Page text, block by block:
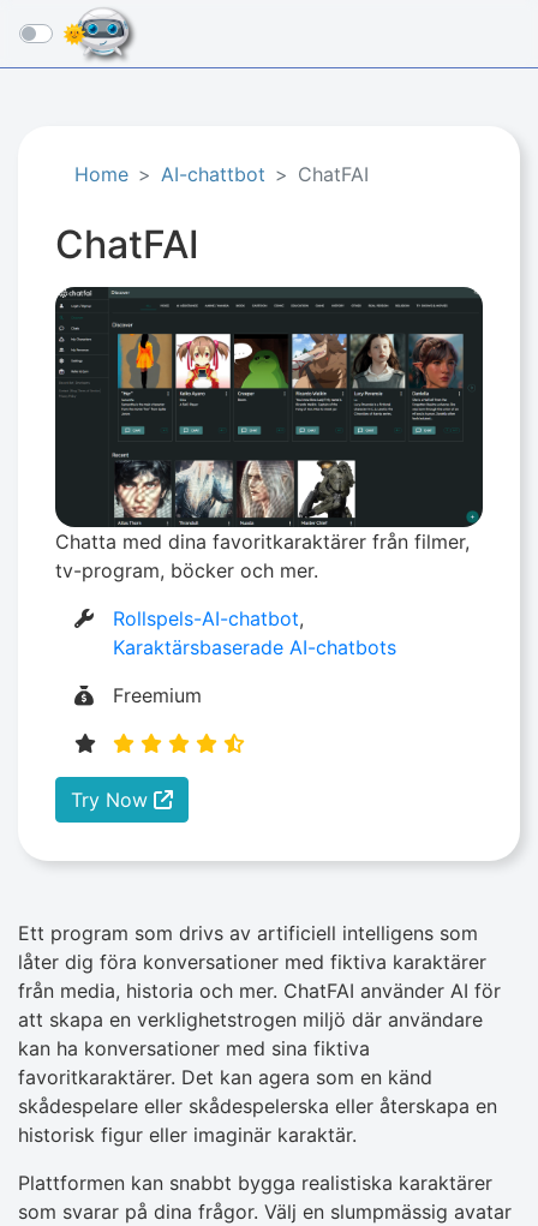
☰
Home AI-chattbot ChatFAI
ChatFAI
Chatta med dina favoritkaraktärer från filmer,
tv-program, böcker och mer.
Rollspels-AI-chatbot,
Karaktärsbaserade AI-chatbots
Freemium
Try Now
Ett program som drivs av artificiell intelligens som
låter dig föra konversationer med fiktiva karaktärer
från media, historia och mer. ChatFAI använder AI för
att skapa en verklighetstrogen miljö där användare
kan ha konversationer med sina fiktiva
favoritkaraktärer. Det kan agera som en känd
skådespelare eller skådespelerska eller återskapa en
historisk figur eller imaginär karaktär.
Plattformen kan snabbt bygga realistiska karaktärer
som svarar på dina frågor. Välj en slumpmässig avatar